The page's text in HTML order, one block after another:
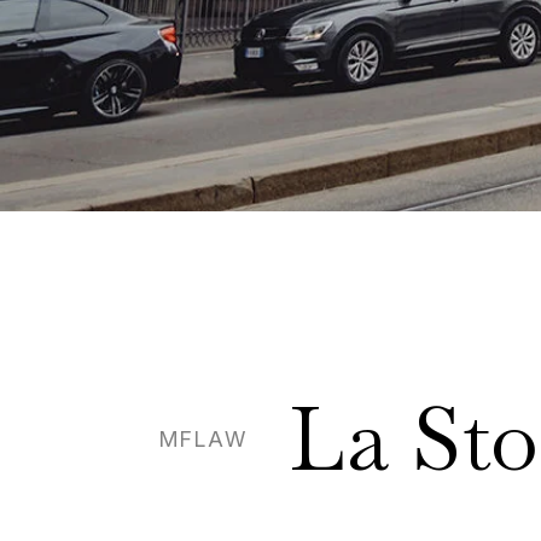
MFLAW La